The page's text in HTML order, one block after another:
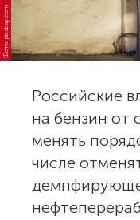
Фото: pixabay.com
Российские
на бензин от
менять
числе